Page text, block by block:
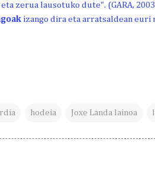
zerua lausotuko dute". (GARA,
izango dira eta arratsaldean euri
hodeia Joxe Landa lainoa